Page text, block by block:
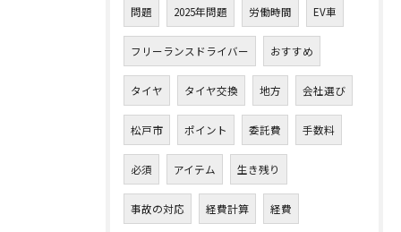
問題 2025年問題 労働時間 EV車
フリーランスドライバー おすすめ
タイヤ タイヤ交換 地方 会社選び
松戸市 ポイント 委託費 手数料
必須 アイテム 生き残り
事故の対応 経費計算 経費